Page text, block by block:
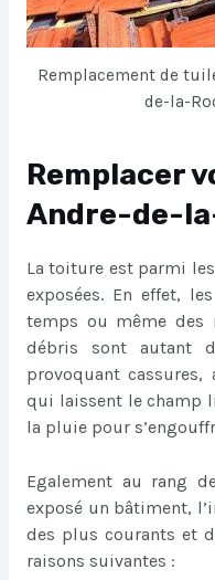
Remplacement de
de-la-
Remplacer
Andre-de-
La toiture est parmi
exposées. En effet,
temps ou même des
débris sont autant
provoquant cassures,
qui laissent le champ
la pluie pour
Egalement au rang
exposé un bâtiment,
des plus courants et
raisons suivantes :